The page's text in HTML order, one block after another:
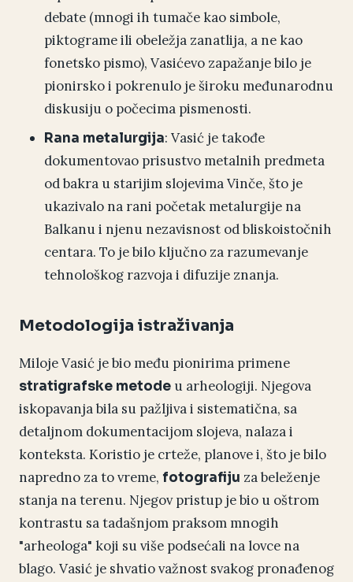
debate (mnogi ih tumače kao simbole,
piktograme ili obeležja zanatlija, a ne kao
fonetsko pismo), Vasićevo zapažanje bilo je
pionirsko i pokrenulo je široku međunarodnu
diskusiju o počecima pismenosti.
Rana metalurgija: Vasić je takođe
dokumentovao prisustvo metalnih predmeta
od bakra u starijim slojevima Vinče, što je
ukazivalo na rani početak metalurgije na
Balkanu i njenu nezavisnost od bliskoistočnih
centara. To je bilo ključno za razumevanje
tehnološkog razvoja i difuzije znanja.
Metodologija istraživanja
Miloje Vasić je bio među pionirima primene
stratigrafske metode u arheologiji. Njegova
iskopavanja bila su pažljiva i sistematična, sa
detaljnom dokumentacijom slojeva, nalaza i
konteksta. Koristio je crteže, planove i, što je bilo
napredno za to vreme, fotografiju za beleženje
stanja na terenu. Njegov pristup je bio u oštrom
kontrastu sa tadašnjom praksom mnogih
"arheologa" koji su više podsećali na lovce na
blago. Vasić je shvatio važnost svakog pronađenog